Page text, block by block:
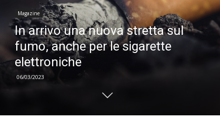
Magazine
In arrivo una nuova stretta sul
fumo, anche per le sigarette
elettroniche
06/03/2023